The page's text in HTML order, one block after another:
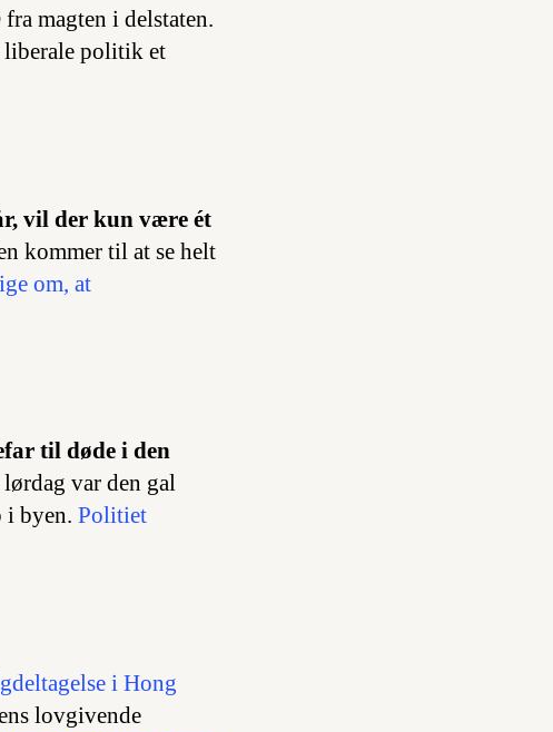
magten i delstaten.
liberale politik et
vil der kun være ét
kommer til at se helt
om, at
til døde i den
var den gal
i byen. Politiet
i Hong
lovgivende